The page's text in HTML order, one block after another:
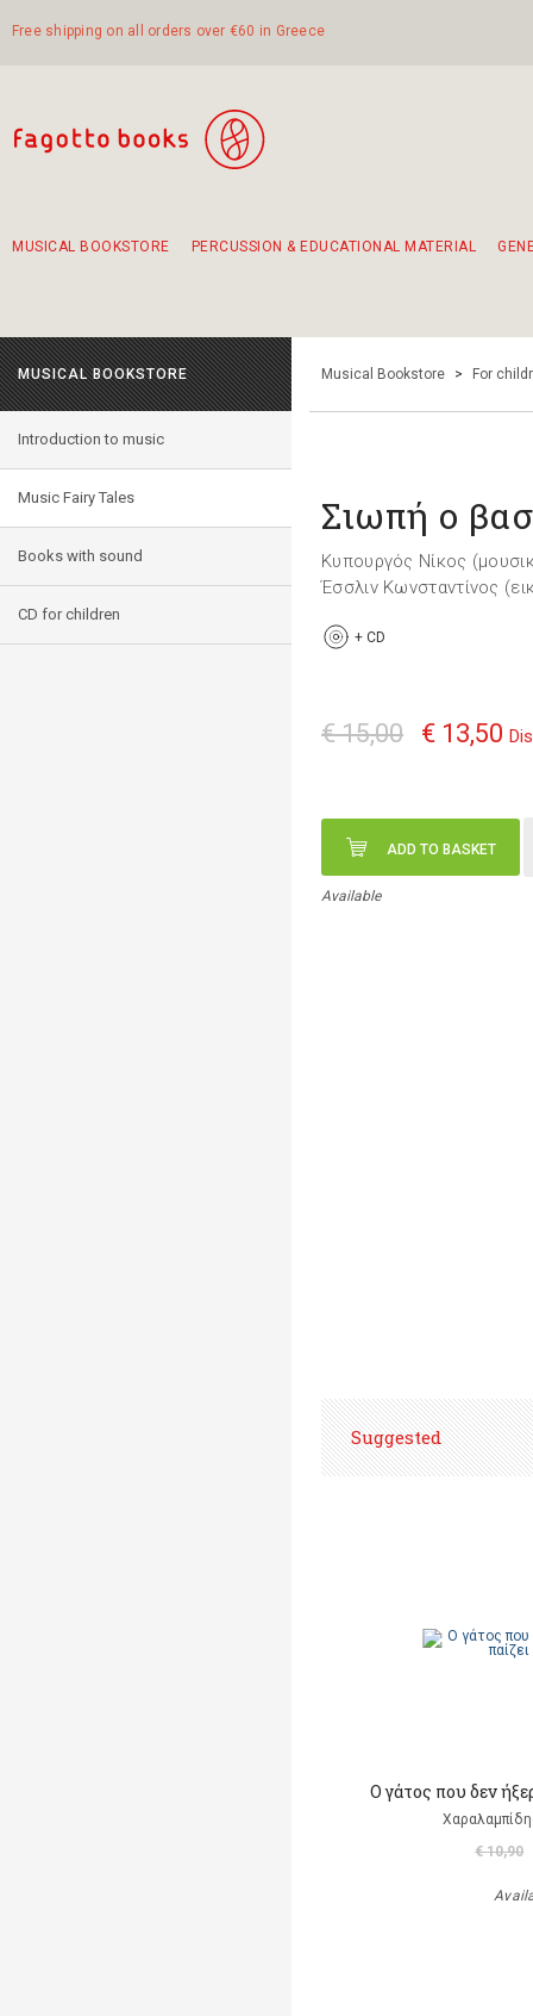
Free shipping on all orders over €60 in Greece
MUSICAL BOOKSTORE PERCUSSION & EDUCATIONAL MATERIAL
MUSICAL BOOKSTORE
Introduction to music
Music Fairy Tales
Books with sound
CD for children
Musical Bookstore > For
Σιωπή ο
Κυπουργός Νίκος
Έσσλιν Κωνσταντίνος
+ CD
€ 15,00 € 13,50
ADD TO BASKET
Available
Suggested
Ο γάτος που δεν
€ 10,90